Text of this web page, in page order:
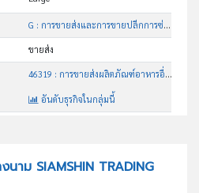
G : การขายส่งและการขายปลีกการซ่อมยานยนต์และ จักรยานยนต์
ขายส่ง
46319 : การขายส่งผลิตภัณฑ์อาหารอื่นๆซึ่งมิได้จัดประเภทไว้ในที่อื่น
อันดับธุรกิจในกลุ่มนี้
นาม SIAMSHIN TRADING